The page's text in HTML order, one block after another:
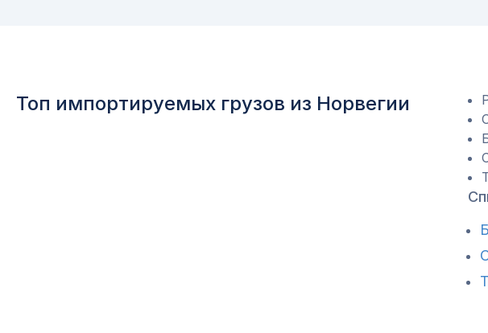
Топ импортируемых грузов из Норвегии